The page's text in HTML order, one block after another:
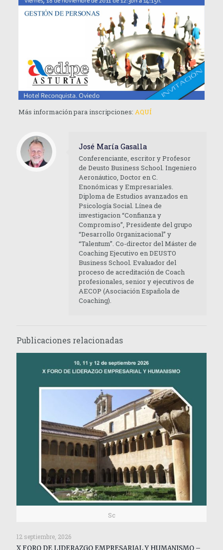
Más información para inscripciones: AQUÍ
José María Gasalla
Conferenciante, escritor y Profesor
de Deusto Business School. Ingeniero
Aeronáutico, Doctor en C.
Enonómicas y Empresariales.
Diploma de Estudios avanzados en
Psicología Social. Línea de
investigacion “Confianza y
Compromiso”, Presidente del grupo
“Desarrollo Organizacional” y
“Talentum”. Co-director del Máster de
Coaching Ejecutivo en DEUSTO
Business School. Evaluador del
proceso de acreditación de Coach
profesionales, senior y ejecutivos de
AECOP (Asociación Española de
Coaching).
Publicaciones relacionadas
Sc
12 septiembre, 2026
X FORO DE LIDERAZGO EMPRESARIAL Y HUMANISMO –